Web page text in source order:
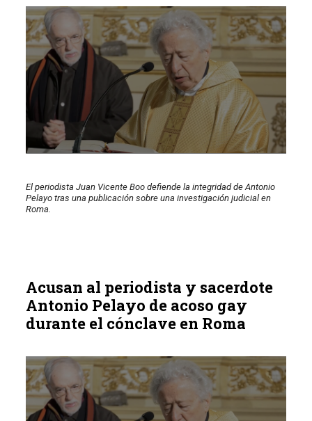
El periodista Juan Vicente Boo defiende la integridad de Antonio
Pelayo tras una publicación sobre una investigación judicial en
Roma.
Acusan al periodista y sacerdote
Antonio Pelayo de acoso gay
durante el cónclave en Roma